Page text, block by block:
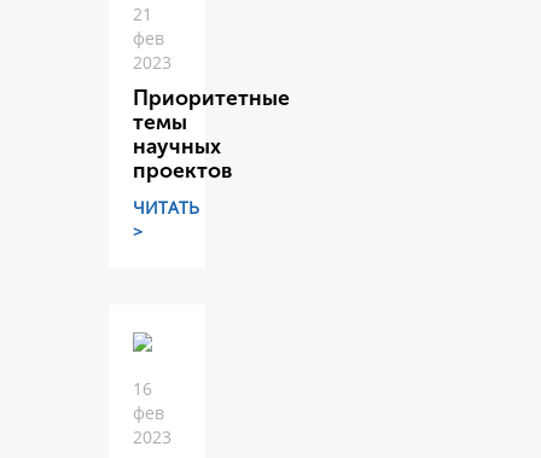
21
фев
2023
Приоритетные
темы
научных
проектов
ЧИТАТЬ
>
16
фев
2023